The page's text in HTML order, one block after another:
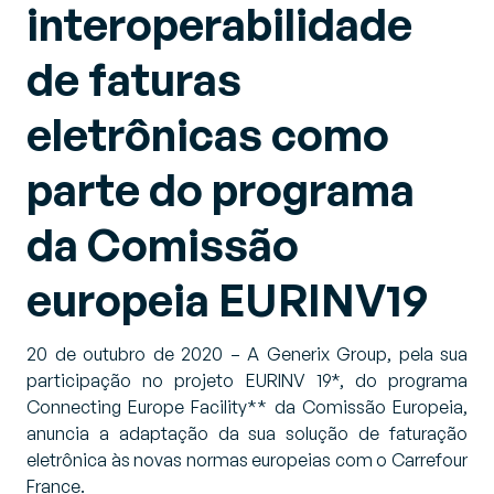
interoperabilidade
de faturas
eletrônicas como
parte do programa
da Comissão
europeia EURINV19
20 de outubro de 2020 – A Generix Group, pela sua
participação no projeto EURINV 19*, do programa
Connecting Europe Facility** da Comissão Europeia,
anuncia a adaptação da sua solução de faturação
eletrônica às novas normas europeias com o Carrefour
France.